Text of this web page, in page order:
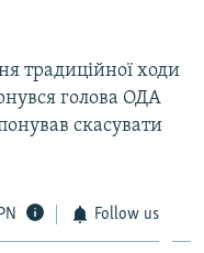
традиційної ходи
голова ОДА
скасувати
Follow us